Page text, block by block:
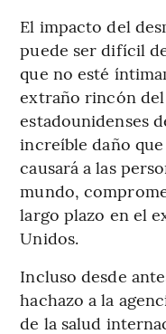
El impacto del
puede ser difícil
que no esté
extraño rincón
estadounidenses
increíble daño
causará a las
mundo,
largo plazo en el
Unidos.
Incluso desde
hachazo a la
de la salud